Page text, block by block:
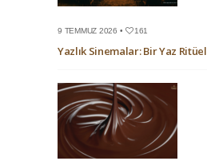
9 TEMMUZ 2026 • 161
Yazlık Sinemalar: Bir Yaz